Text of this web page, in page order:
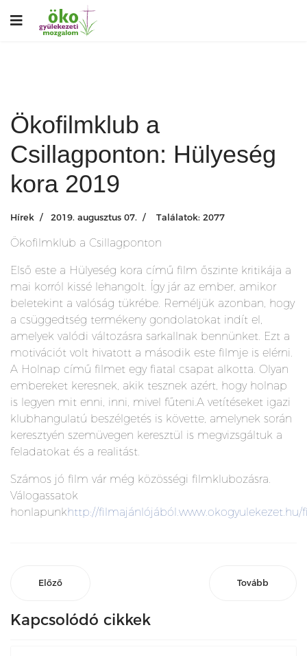
Ökofilmklub a
Csillagponton: Hülyeség
kora 2019
Hírek 2019. augusztus 07. Találatok: 2077
Ökofilmklub a Csillagponton
Első este a Hülyeség kora című film őszinte kritikája a
mai korról kissé lehangolt. Így jár az ember, amikor
beletekint a valóság tükrébe. Reméljük azonban, hogy
a csüggedtség termékeny gondolatokat indít el,
amelyek valódi változásra sarkallnak bennünket. Ezt a
motivációt volt hivatott a második este filmje is elérni.
A Holnap című filmet egy fiatal csapat alkotta. Olyan
embereket keresnek, akik tesznek azért, hogy holnap
is legyen mit enni, inni, mivel fűteni.A vetítéseket igazi
klubhangulatú beszélgetés is követte, amelynek során
keresztyén szemüvegen keresztül is megvizsgáltuk a
feladatokat és a realitást.
Számos jó film vár még közösségi filmklubozásra.
Válogassatok
honlapunkhttp://filmajánlójából.www.okogyulekezet.hu/
Előző Tovább
Kapcsolódó cikkek